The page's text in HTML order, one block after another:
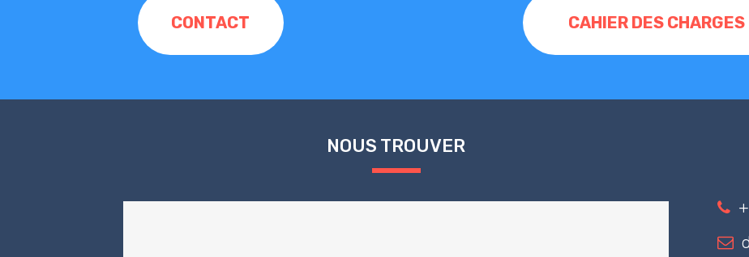
CONTACT CAHIER DES CHARGES
NOUS TROUVER